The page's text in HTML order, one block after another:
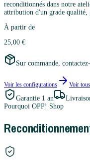
reconditionnés dans notre
attribution d'un grade qualité,
À partir de
25,00 €
Sur commande,
Voir les configurations Voir
Garantie 1 an
Pourquoi OPP! Shop